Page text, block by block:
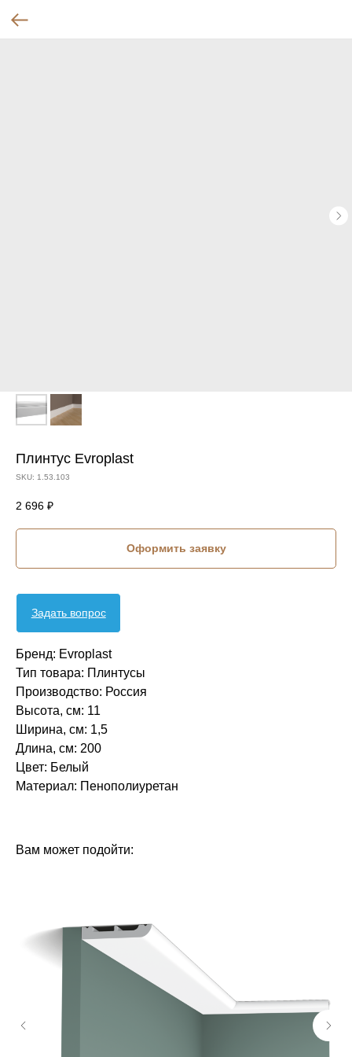
Плинтус Evroplast
SKU: 1.53.103
2 696 ₽
Оформить заявку
Задать вопрос
Бренд: Evroplast
Тип товара: Плинтусы
Производство: Россия
Высота, см: 11
Ширина, см: 1,5
Длина, см: 200
Цвет: Белый
Материал: Пенополиуретан‎‎
Вам может подойти: